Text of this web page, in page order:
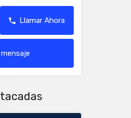
Llamar Ahora
mensaje